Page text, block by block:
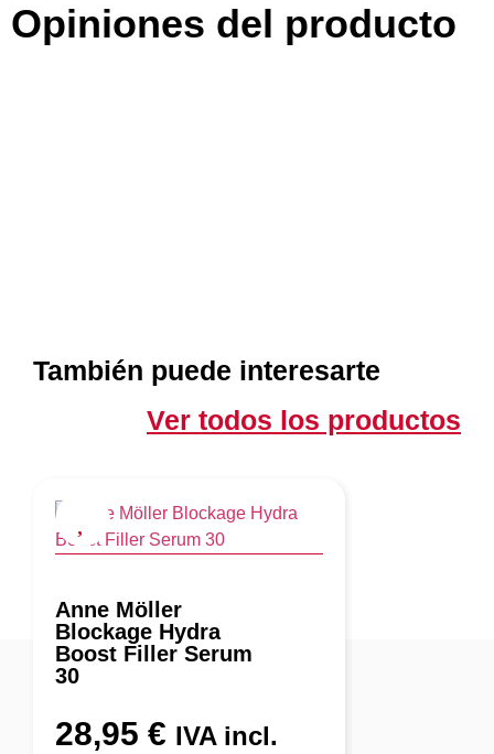
Opiniones del producto
También puede interesarte
Ver todos los productos
Anne Möller
Blockage Hydra
Boost Filler Serum
30
28,95 € IVA incl.